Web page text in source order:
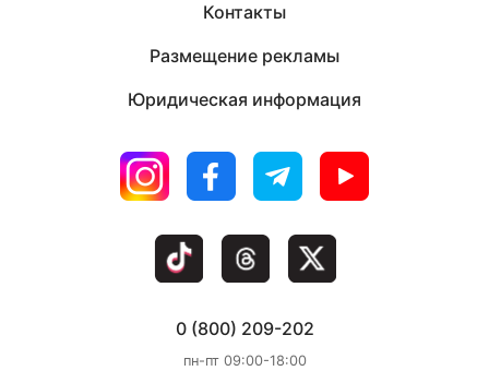
Контакты
Размещение рекламы
Юридическая информация
0 (800) 209-202
пн-пт 09:00-18:00